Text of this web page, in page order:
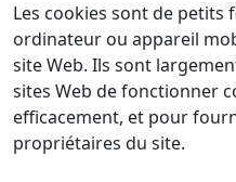
Les cookies sont de petits
ordinateur ou appareil
site Web. Ils sont
sites Web de fonctionner
efficacement, et pour
propriétaires du site.